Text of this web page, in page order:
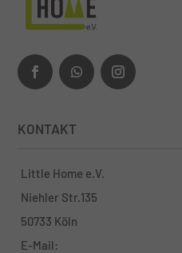
KONTAKT
Little Home e.V.
Niehler Str.135
50733 Köln
E-Mail: